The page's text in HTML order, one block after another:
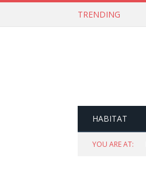
TRENDING
HABITAT
YOU ARE AT: